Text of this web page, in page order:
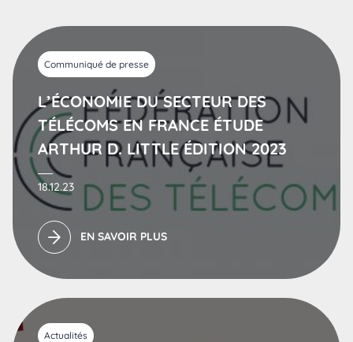
Communiqué de presse
L’ÉCONOMIE DU SECTEUR DES
TÉLÉCOMS EN FRANCE ÉTUDE
ARTHUR D. LITTLE ÉDITION 2023
18.12.23
EN SAVOIR PLUS
Actualités